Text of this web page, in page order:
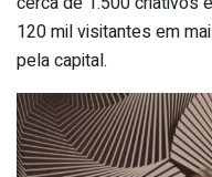
120 mil visitantes em
pela capital.